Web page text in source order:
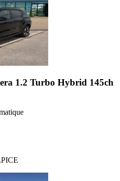
1.2 Turbo Hybrid 145ch